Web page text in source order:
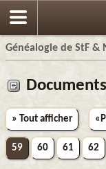
Généalogie de StF &
Documents
» Tout afficher
59 60 61 62